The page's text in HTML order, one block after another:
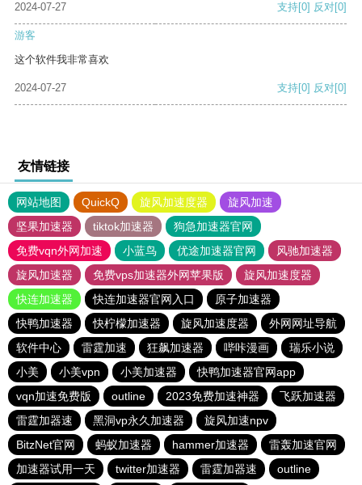
2024-07-27 支持[0] 反对[0]
游客
这个软件我非常喜欢
2024-07-27 支持[0] 反对[0]
友情链接
网站地图 QuickQ 旋风加速度器
旋风加速
坚果加速器
tiktok加速器
狗急加速器官网
免费vqn外网加速
小蓝鸟 优途加速器官网
风驰加速器
旋风加速器
免费vps加速器外网苹果版
旋风加速度器
快连加速器
快连加速器官网入口
原子加速器
快鸭加速器
快柠檬加速器 旋风加速度器
外网网址导航
软件中心
雷霆加速 狂飙加速器 哔咔漫画
瑞乐小说
小美
小美vpn 小美加速器
快鸭加速器官网app
vqn加速免费版
outline 2023免费加速神器
飞跃加速器
雷霆加器速
黑洞vp永久加速器
旋风加速npv
BitzNet官网
蚂蚁加速器 hammer加速器
雷轰加速官网
加速器试用一天
twitter加速器 雷霆加器速 outline